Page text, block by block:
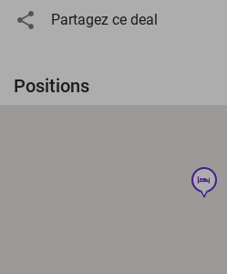
Partagez ce deal
Positions
hotel